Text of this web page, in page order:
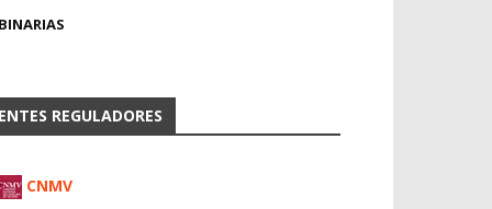
REGULADORES
CNMV